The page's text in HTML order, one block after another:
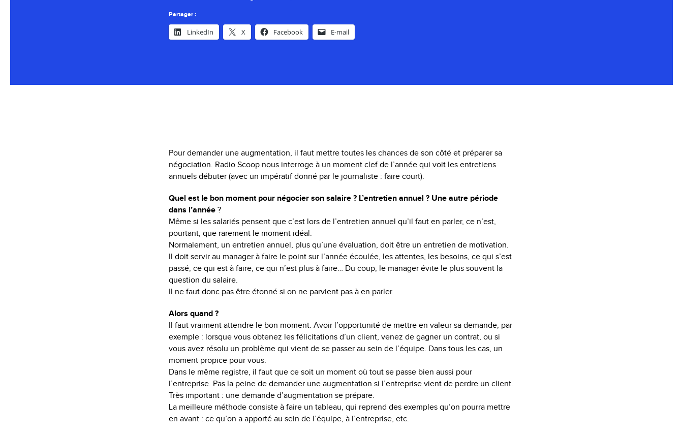
Partager :
LinkedIn X Facebook E-mail
Pour demander une augmentation, il faut mettre toutes les chances de son côté et préparer sa
négociation. Radio Scoop nous interroge à un moment clef de l’année qui voit les entretiens
annuels débuter (avec un impératif donné par le journaliste : faire court).
Quel est le bon moment pour négocier son salaire ? L’entretien annuel ? Une autre période
dans l’année ?
Même si les salariés pensent que c’est lors de l’entretien annuel qu’il faut en parler, ce n’est,
pourtant, que rarement le moment idéal.
Normalement, un entretien annuel, plus qu’une évaluation, doit être un entretien de motivation.
Il doit servir au manager à faire le point sur l’année écoulée, les attentes, les besoins, ce qui s’est
passé, ce qui est à faire, ce qui n’est plus à faire… Du coup, le manager évite le plus souvent la
question du salaire.
Il ne faut donc pas être étonné si on ne parvient pas à en parler.
Alors quand ?
Il faut vraiment attendre le bon moment. Avoir l’opportunité de mettre en valeur sa demande, par
exemple : lorsque vous obtenez les félicitations d’un client, venez de gagner un contrat, ou si
vous avez résolu un problème qui vient de se passer au sein de l’équipe. Dans tous les cas, un
moment propice pour vous.
Dans le même registre, il faut que ce soit un moment où tout se passe bien aussi pour
l’entreprise. Pas la peine de demander une augmentation si l’entreprise vient de perdre un client.
Très important : une demande d’augmentation se prépare.
La meilleure méthode consiste à faire un tableau, qui reprend des exemples qu’on pourra mettre
en avant : ce qu’on a apporté au sein de l’équipe, à l’entreprise, etc.